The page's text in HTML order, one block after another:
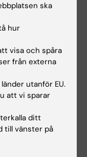
Vid
att inhämta
ordinarie
delta vid
Student
tre
kan
kurs
i mån av plats.
ska
hur
visa och spåra
från externa
utanför EU.
att vi sparar
ditt
till vänster på